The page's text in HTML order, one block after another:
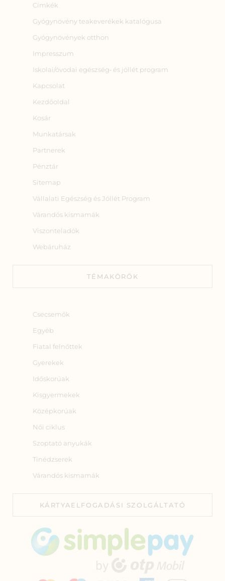
Címkék
Gyógynövény teakeverékek katalógusa
Gyógynövények otthon
Impresszum
Iskolai/óvodai egészség‑ és jóllét program
Kapcsolat
Kezdőoldal
Kosár
Munkatársak
Partnerek
Pénztár
Sitemap
Vállalati Egészség és Jóllét Program
Várandós kismamák
Viszonteladók
Webáruház
TÉMAKÖRÖK
Csecsemők
Egyéb
Fiatal felnőttek
Gyerekek
Időskorúak
Kisgyermekek
Középkorúak
Női ciklus
Szoptató anyukák
Tinédzserek
Várandós kismamák
KÁRTYAELFOGADÁSI SZOLGÁLTATÓ